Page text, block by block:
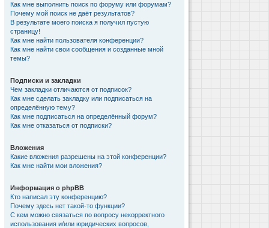
Как мне выполнить поиск по форуму или форумам?
Почему мой поиск не даёт результатов?
В результате моего поиска я получил пустую
страницу!
Как мне найти пользователя конференции?
Как мне найти свои сообщения и созданные мной
темы?
Подписки и закладки
Чем закладки отличаются от подписок?
Как мне сделать закладку или подписаться на
определённую тему?
Как мне подписаться на определённый форум?
Как мне отказаться от подписки?
Вложения
Какие вложения разрешены на этой конференции?
Как мне найти мои вложения?
Информация о phpBB
Кто написал эту конференцию?
Почему здесь нет такой-то функции?
С кем можно связаться по вопросу некорректного
использования и/или юридических вопросов,